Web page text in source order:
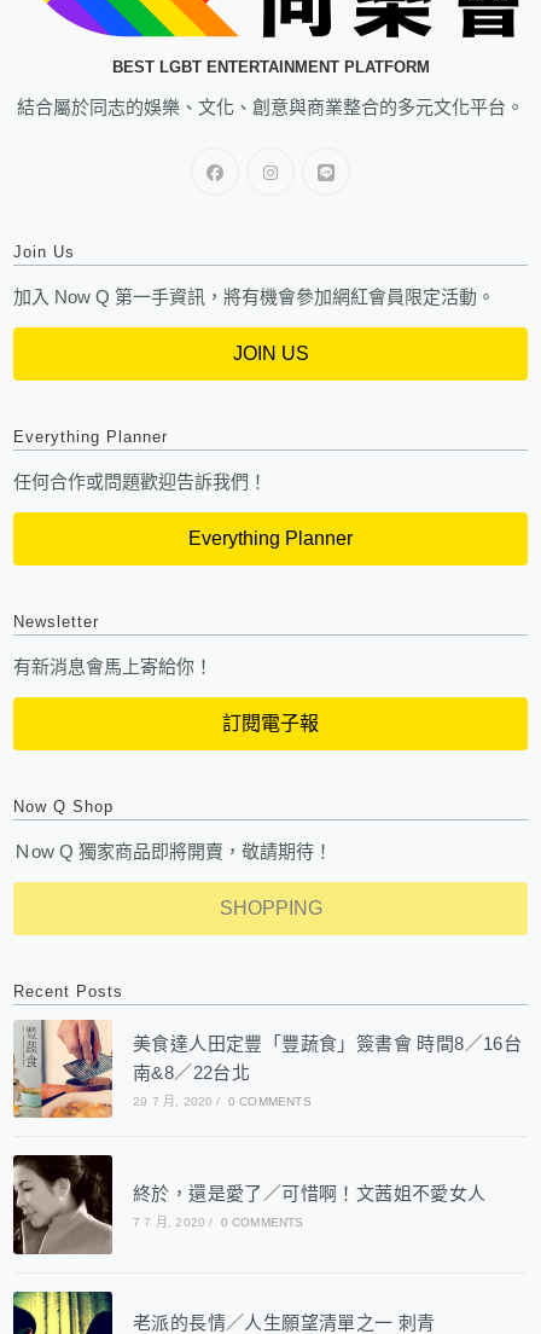
BEST LGBT ENTERTAINMENT PLATFORM
結合屬於同志的娛樂、文化、創意與商業整合的多元文化平台。
Join Us
加入 Now Q 第一手資訊，將有機會參加網紅會員限定活動。
JOIN US
Everything Planner
任何合作或問題歡迎告訴我們！
Everything Planner
Newsletter
有新消息會馬上寄給你！
訂閱電子報
Now Q Shop
Ｎow Q 獨家商品即將開賣，敬請期待！
SHOPPING
Recent Posts
美食達人田定豐「豐蔬食」簽書會 時間8／16台
南&8／22台北
29 7 月, 2020 / 0 COMMENTS
終於，還是愛了／可惜啊！文茜姐不愛女人
7 7 月, 2020 / 0 COMMENTS
老派的長情／人生願望清單之一 刺青